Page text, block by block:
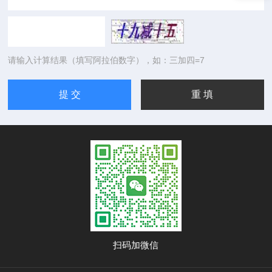
请输入计算结果（填写阿拉伯数字），如：三加四=7
扫码加微信